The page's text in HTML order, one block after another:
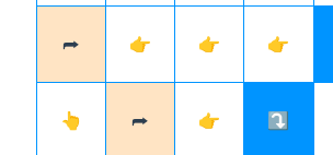
⮫ 👉 👉 👉
👆 ⮫ 👉 ⤵️